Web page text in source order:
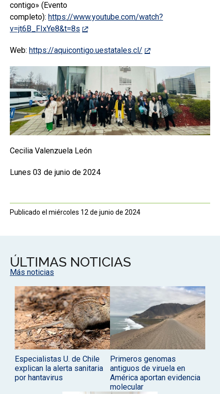
contigo» (Evento
completo): https://www.youtube.com/watch?
v=jt6B_FIxYe8&t=8s
Web: https://aquicontigo.uestatales.cl/
Cecilia Valenzuela León
Lunes 03 de junio de 2024
Publicado el miércoles 12 de junio de 2024
ÚLTIMAS NOTICIAS
Más noticias
Especialistas U. de Chile
explican la alerta sanitaria
por hantavirus
Primeros genomas
antiguos de viruela en
América aportan evidencia
molecular